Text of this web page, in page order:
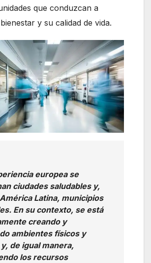
que conduzcan a
y su calidad de vida.
europea se
ciudades saludables y,
Latina, municipios
En su contexto, se está
creando y
ambientes físicos y
de igual manera,
los recursos